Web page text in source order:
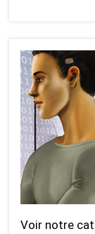
Voir notre